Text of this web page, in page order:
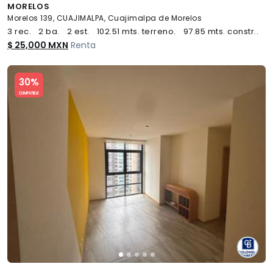
MORELOS
Morelos 139, CUAJIMALPA, Cuajimalpa de Morelos
3 rec. 2 ba. 2 est. 102.51 mts. terreno. 97.85 mts. constr..
$ 25,000 MXN Renta
30%
COMPATIBLE
Slide 1 of 5